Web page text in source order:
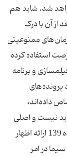
شد. شاید هم
از آن با درک
ممنوعیتی
استفاده کرده‌
و برنامه
پرونده‌های
داده‌اند،
نیست و اصلی
ترین شرط استفاده از معافیت مالیاتی بند ل ماده 139 ارائه اظهار
در امر